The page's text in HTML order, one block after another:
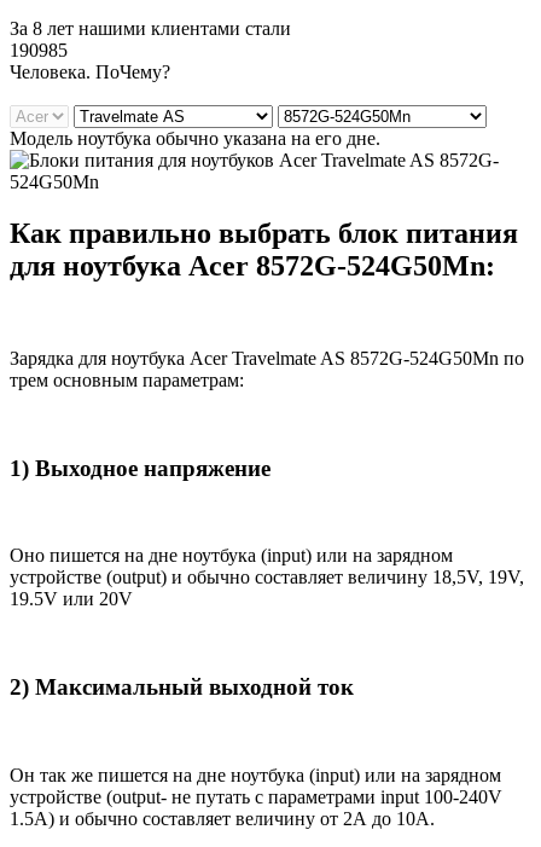
За 8 лет нашими клиентами стали
190985
Человека. ПоЧему?
Модель ноутбука обычно указана на его дне.
Как правильно выбрать блок питания
для ноутбука Acer 8572G-524G50Mn:
Зарядка для ноутбука Acer Travelmate AS 8572G-524G50Mn по
трем основным параметрам:
1) Выходное напряжение
Оно пишется на дне ноутбука (input) или на зарядном
устройстве (output) и обычно составляет величину 18,5V, 19V,
19.5V или 20V
2) Максимальный выходной ток
Он так же пишется на дне ноутбука (input) или на зарядном
устройстве (output- не путать с параметрами input 100-240V
1.5A) и обычно составляет величину от 2А до 10A.